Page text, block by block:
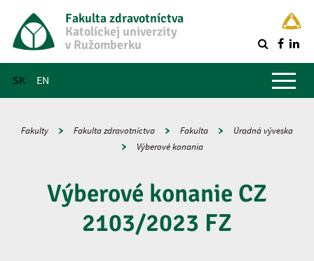
Fakulta zdravotníctva
Katolíckej univerzity
v Ružomberku
SK EN
Hlavné menu
Fakulty Fakulta zdravotníctva Fakulta
Úradná výveska
Výberové konania
Výberové konanie CZ
2103/2023 FZ